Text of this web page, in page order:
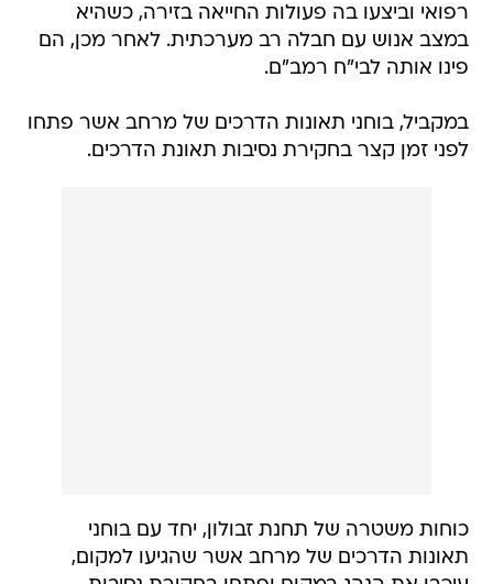
רפואי וביצעו בה פעולות החייאה בזירה, כשהיא
במצב אנוש עם חבלה רב מערכתית. לאחר מכן, הם
פינו אותה לבי"ח רמב"ם.
במקביל, בוחני תאונות הדרכים של מרחב אשר פתחו
לפני זמן קצר בחקירת נסיבות תאונת הדרכים.
כוחות משטרה של תחנת זבולון, יחד עם בוחני
תאונות הדרכים של מרחב אשר שהגיעו למקום,